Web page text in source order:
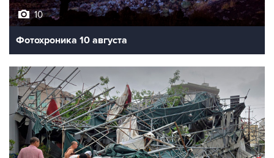
10
Фотохроника 10 августа